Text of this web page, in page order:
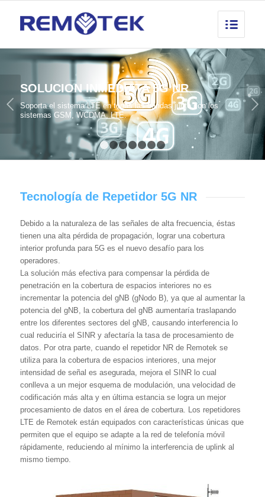
SOLUCION INMEDIATA 5G NR
Soporta el sistema LTE en todas las bandas junto con los
sistemas GSM, WCDMA, LTE.
Posterior
1 2 4
Tecnología de Repetidor 5G NR
Debido a la naturaleza de las señales de alta frecuencia, éstas
tienen una alta pérdida de propagación, lograr una cobertura
interior profunda para 5G es el nuevo desafío para los
operadores.
La solución más efectiva para compensar la pérdida de
penetración en la cobertura de espacios interiores no es
incrementar la potencia del gNB (gNodo B), ya que al aumentar la
potencia del gNB, la cobertura del gNB aumentaría traslapando
entre los diferentes sectores del gNB, causando interferencia lo
cual reduciría el SINR y afectaría la tasa de procesamiento de
datos. Por otra parte, cuando el repetidor NR de Remotek se
utiliza para la cobertura de espacios interiores, una mejor
intensidad de señal es asegurada, mejora el SINR lo cual
conlleva a un mejor esquema de modulación, una velocidad de
codificación más alta y en última estancia se logra un mejor
procesamiento de datos en el área de cobertura. Los repetidores
LTE de Remotek están equipados con características únicas que
permiten que el equipo se adapte a la red de telefonía móvil
rápidamente, reduciendo al mínimo la interferencia de uplink al
mismo tiempo.